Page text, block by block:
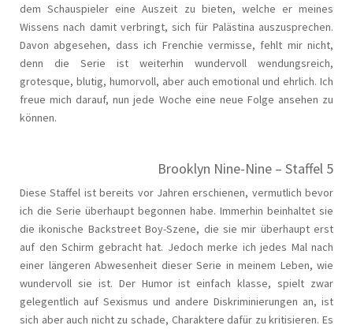
dem Schauspieler eine Auszeit zu bieten, welche er meines
Wissens nach damit verbringt, sich für Palästina auszusprechen.
Davon abgesehen, dass ich Frenchie vermisse, fehlt mir nicht,
denn die Serie ist weiterhin wundervoll wendungsreich,
grotesque, blutig, humorvoll, aber auch emotional und ehrlich. Ich
freue mich darauf, nun jede Woche eine neue Folge ansehen zu
können.
Brooklyn Nine-Nine – Staffel 5
Diese Staffel ist bereits vor Jahren erschienen, vermutlich bevor
ich die Serie überhaupt begonnen habe. Immerhin beinhaltet sie
die ikonische Backstreet Boy-Szene, die sie mir überhaupt erst
auf den Schirm gebracht hat. Jedoch merke ich jedes Mal nach
einer längeren Abwesenheit dieser Serie in meinem Leben, wie
wundervoll sie ist. Der Humor ist einfach klasse, spielt zwar
gelegentlich auf Sexismus und andere Diskriminierungen an, ist
sich aber auch nicht zu schade, Charaktere dafür zu kritisieren. Es